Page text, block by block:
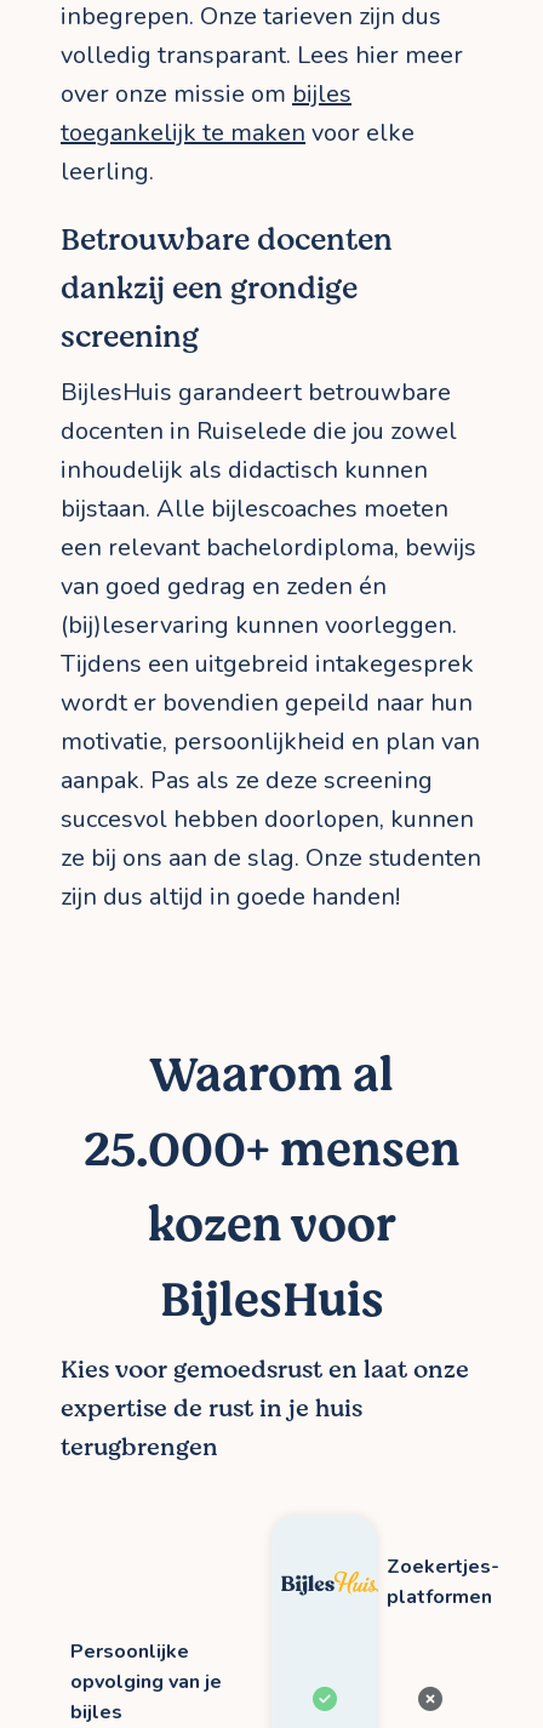
inbegrepen. Onze tarieven zijn dus
volledig transparant. Lees hier meer
over onze missie om bijles
toegankelijk te maken voor elke
leerling.
Betrouwbare docenten
dankzij een grondige
screening
BijlesHuis garandeert betrouwbare
docenten in Ruiselede die jou zowel
inhoudelijk als didactisch kunnen
bijstaan. Alle bijlescoaches moeten
een relevant bachelordiploma, bewijs
van goed gedrag en zeden én
(bij)leservaring kunnen voorleggen.
Tijdens een uitgebreid intakegesprek
wordt er bovendien gepeild naar hun
motivatie, persoonlijkheid en plan van
aanpak. Pas als ze deze screening
succesvol hebben doorlopen, kunnen
ze bij ons aan de slag. Onze studenten
zijn dus altijd in goede handen!
Waarom al
25.000+ mensen
kozen voor
BijlesHuis
Kies voor gemoedsrust en laat onze
expertise de rust in je huis
terugbrengen
Zoekertjes-
platformen
Persoonlijke
opvolging van je
bijles